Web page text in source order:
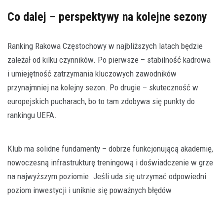
Co dalej – perspektywy na kolejne sezony
Ranking Rakowa Częstochowy w najbliższych latach będzie
zależał od kilku czynników. Po pierwsze – stabilność kadrowa
i umiejętność zatrzymania kluczowych zawodników
przynajmniej na kolejny sezon. Po drugie – skuteczność w
europejskich pucharach, bo to tam zdobywa się punkty do
rankingu UEFA.
Klub ma solidne fundamenty – dobrze funkcjonującą akademię,
nowoczesną infrastrukturę treningową i doświadczenie w grze
na najwyższym poziomie. Jeśli uda się utrzymać odpowiedni
poziom inwestycji i uniknie się poważnych błędów